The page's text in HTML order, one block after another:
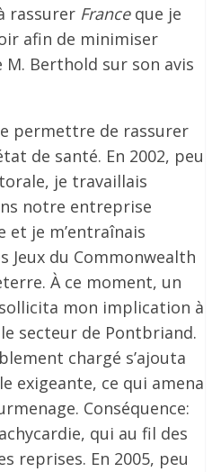
rassurer Franceque je
afin de minimiser
M. Berthold sur son avis
permettre de rassurer
de santé. En 2002, peu
je travaillais
notre entreprise
et je m’entraînais
Jeux du Commonwealth
À ce moment, un
mon implication à
secteur de Pontbriand.
chargé s’ajouta
exigeante, ce qui amena
Conséquence:
qui au fil des
reprises. En 2005, peu